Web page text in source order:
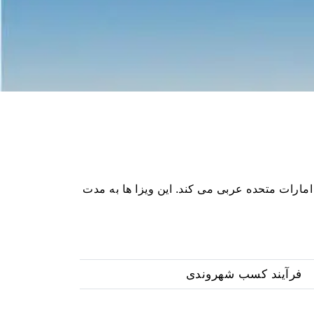
متحده عربی می کند. این ویزا ها به مدت
فرآیند کسب شهروندی